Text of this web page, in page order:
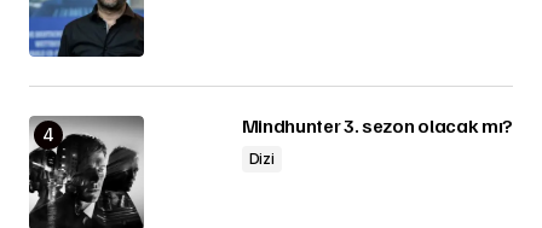
Mindhunter 3. sezon olacak mı?
Dizi